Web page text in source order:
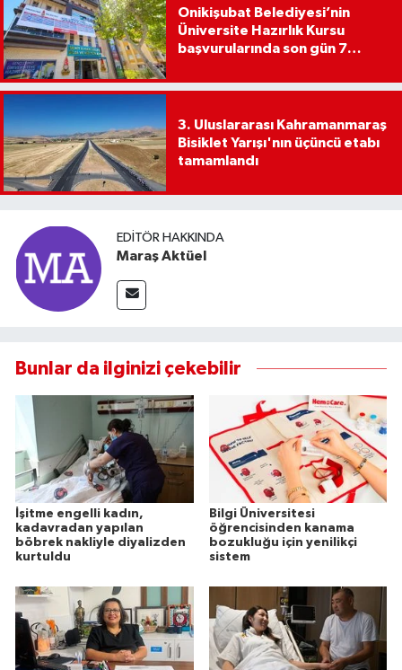
Onikişubat Belediyesi’nin
Üniversite Hazırlık Kursu
başvurularında son gün 7
3. Uluslararası Kahramanmaraş
Bisiklet Yarışı'nın üçüncü etabı
tamamlandı
EDITÖR HAKKINDA
Maraş Aktüel
Bunlar da ilginizi çekebilir
İşitme engelli kadın,
kadavradan yapılan
böbrek nakliyle diyalizden
kurtuldu
Bilgi Üniversitesi
öğrencisinden kanama
bozukluğu için yenilikçi
sistem